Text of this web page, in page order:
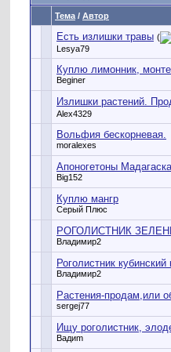
Тема / Автор
Есть излишки травы (
Lesya79
Куплю лимонник,
Beginer
Излишки растений.
Alex4329
Вольфия бескорневая.
moralexes
Апоногетоны
Big152
Куплю мангр
Серый Плюс
РОГОЛИСТНИК
Владимир2
Роголистник
Владимир2
Растения-продам,или
sergej77
Ищу роголистник,
Вадиm